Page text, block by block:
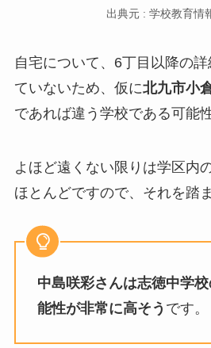
出典元 : 学校教育情
自宅について、6丁目以降の
ていないため、仮に北九市小
であれば違う学校である可能
よほど遠くない限りは学区内
ほとんどですので、それを踏
中島咲彩さんは志徳中学
能性が非常に高そう です。